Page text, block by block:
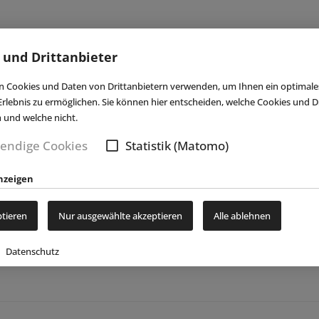
und Drittanbieter
Cookies und Daten von Drittanbietern verwenden, um Ihnen ein
zu ermöglichen. Sie können hier entscheiden, welche Cookies und
und welche nicht.
Cookies Statistik (Matomo)
Nur ausgewählte akzeptieren Alle ablehnen
Datenschutz
Petra Probst (V.i.S.d. § 55 RStV)
hin, dass wir zur Teilnahme an einem
sind und an einem Streitbeilegungsverfahren vor
und Daten dieses Internetangebotes wurden nach bestem
übernommen. Trotz sorgfältiger inhaltlicher
der verlinkten Seiten sind ausschließlich deren Betreiber
Internetangebot veröffentlichten Beiträge sind
und Hosting dieses Internetangebotes